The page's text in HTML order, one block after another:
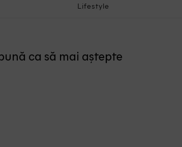
Lifestyle
ca să mai aștepte